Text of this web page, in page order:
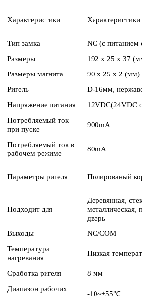
Характеристики Характеристики
Тип замка
NC (с питанием
Размеры
192 x 25 x 37
Размеры магнита
90 x 25 x 2 (мм)
Ригель
D-16мм,
Напряжение питания
12VDC(24VDC
Потребляемый ток
при пуске
900mA
Потребляемый ток в
рабочем режиме
80mA
Параметры ригеля Полированый
Подходит для
Деревянная,
металлическая,
дверь
Выходы
NC/COM
Температура
нагревания
Низкая
Сработка ригеля
8 мм
Диапазон рабочих
-10~+55℃